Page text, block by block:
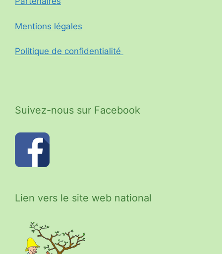
Mentions légales
Politique de confidentialité
Suivez-nous sur Facebook
Lien vers le site web national